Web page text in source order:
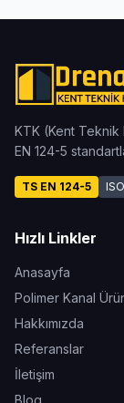
KTK (Kent Teknik
EN 124-5
TS EN 124-5
Hızlı Linkler
Anasayfa
Polimer Kanal
Hakkımızda
Referanslar
İletişim
Blog